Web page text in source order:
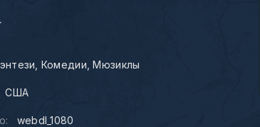
Комедии Мюзиклы
США
webdl_1080